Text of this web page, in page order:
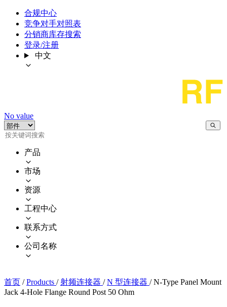
合规中心
竞争对手对照表
分销商库存搜索
登录/注册
中文
No value
产品
市场
资源
工程中心
联系方式
公司名称
首页 / Products / 射频连接器 / N 型连接器 / N-Type Panel Mount
Jack 4-Hole Flange Round Post 50 Ohm